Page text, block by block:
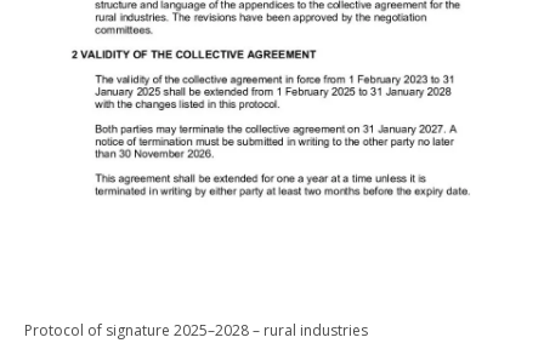
Protocol of signature 2025–2028 – rural industries